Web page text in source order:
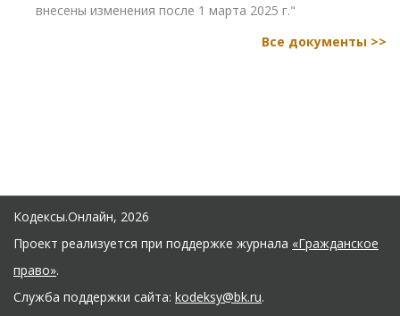
внесены изменения после 1 марта 2025 г."
Все документы >>
Кодексы.Онлайн, 2026
Проект реализуется при поддержке журнала «Гражданское
право».
Служба поддержки сайта: kodeksy@bk.ru.